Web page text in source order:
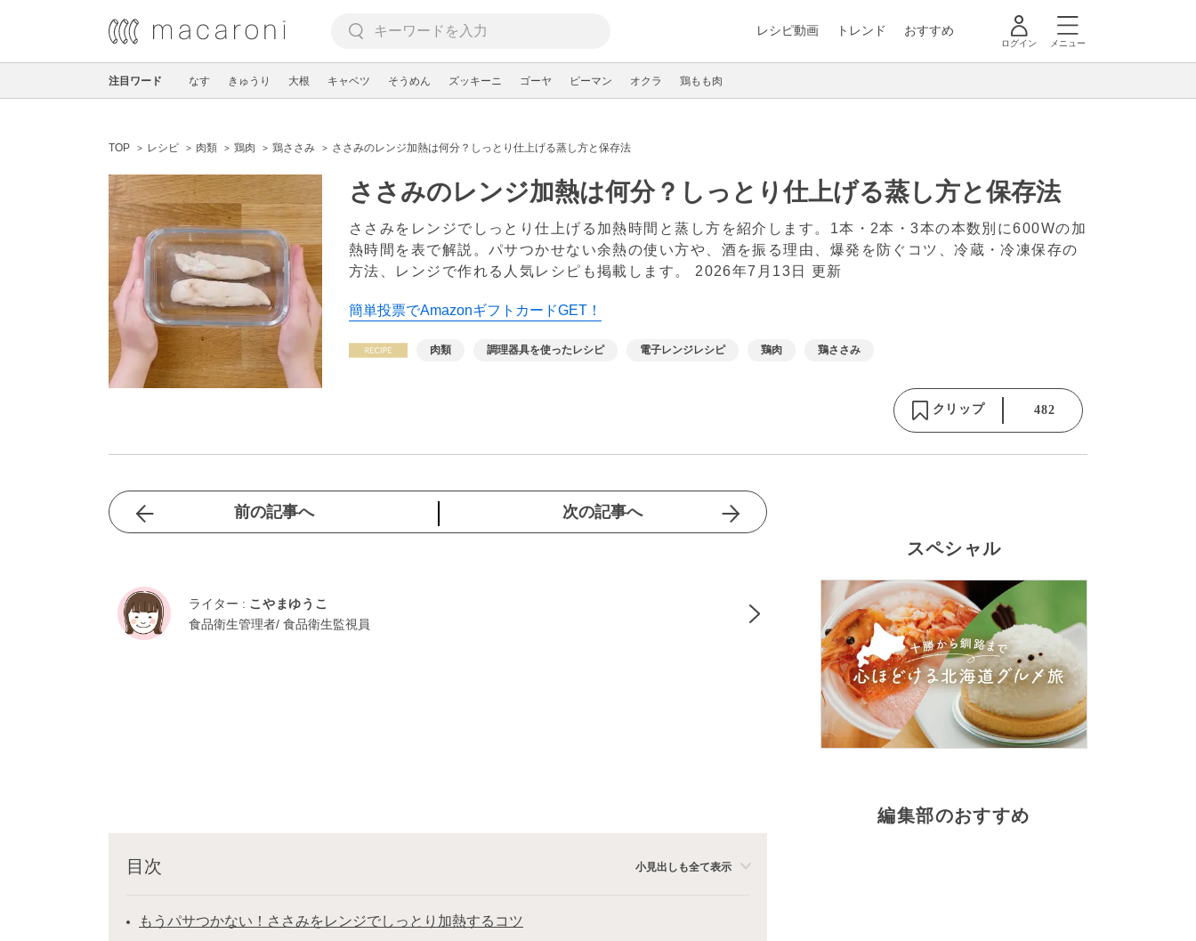
レシピ動画 トレンド おすすめ
ログイン メニュー
注目ワード なす きゅうり 大根 キャベツ そうめん ズッキーニ ゴーヤ ピーマン オクラ 鶏もも肉
TOP レシピ 肉類 鶏肉 鶏ささみ ささみのレンジ加熱は何分？しっとり仕上げる蒸し方と保存法
ささみのレンジ加熱は何分？しっとり仕上げる蒸し方と保存法
ささみをレンジでしっとり仕上げる加熱時間と蒸し方を紹介します。1本・2本・3本の本数別に600Wの加
熱時間を表で解説。パサつかせない余熱の使い方や、酒を振る理由、爆発を防ぐコツ、冷蔵・冷凍保存の
方法、レンジで作れる人気レシピも掲載します。 2026年7月13日 更新
簡単投票でAmazonギフトカードGET！
肉類 調理器具を使ったレシピ 電子レンジレシピ 鶏肉 鶏ささみ
クリップ 482
前の記事へ 次の記事へ
ライター : こやまゆうこ
食品衛生管理者/ 食品衛生監視員
目次 小見出しも全て表示
もうパサつかない！ささみをレンジでしっとり加熱するコツ
スペシャル
編集部のおすすめ